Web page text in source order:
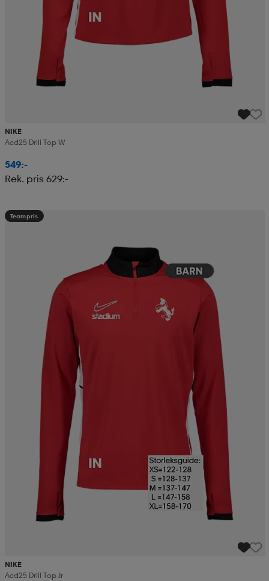
NIKE
Acd25 Drill Top W
549:-
Rek. pris 629:-
Teampris
NIKE
Acd25 Drill Top Jr